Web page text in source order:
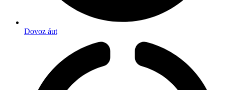
Dovoz áut